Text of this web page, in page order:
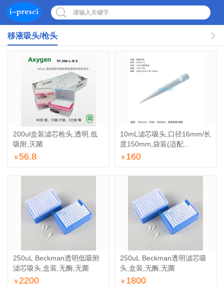
请输入关键字
移液吸头/枪头
200ul盒装滤芯枪头,透明,低
吸附,灭菌
￥ 56.8
10mL滤芯吸头,口径16mm/长
度150mm,袋装(适配
Thermo、热带你、
￥ 160
250uL Beckman透明低吸附
滤芯吸头,盒装,无酶,无菌
￥ 2200
250uL Beckman透明滤芯吸
头,盒装,无酶,无菌
￥ 1800